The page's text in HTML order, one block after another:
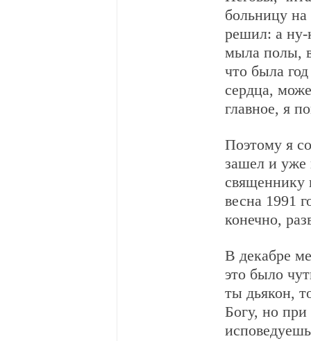
больницу
решил: а ну-
мыла полы, в
что была
сердца,
главное, я
Поэтому я
зашел и уже
священнику
весна 1991
конечно,
В декабре
это было
ты дьякон,
Богу, но при